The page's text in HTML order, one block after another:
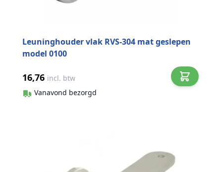
Leuninghouder vlak RVS-304 mat geslepen
model 0100
16,76 incl. btw
Vanavond bezorgd